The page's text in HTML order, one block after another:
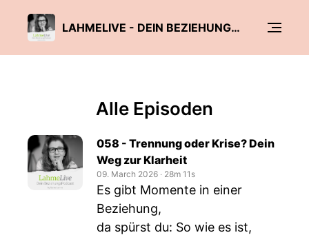
LAHMELIVE - DEIN BEZIEHUNGSPODCAST
Alle Episoden
058 - Trennung oder Krise? Dein
Weg zur Klarheit
09. March 2026 ‧ 28m 11s
Es gibt Momente in einer
Beziehung,
da spürst du: So wie es ist,